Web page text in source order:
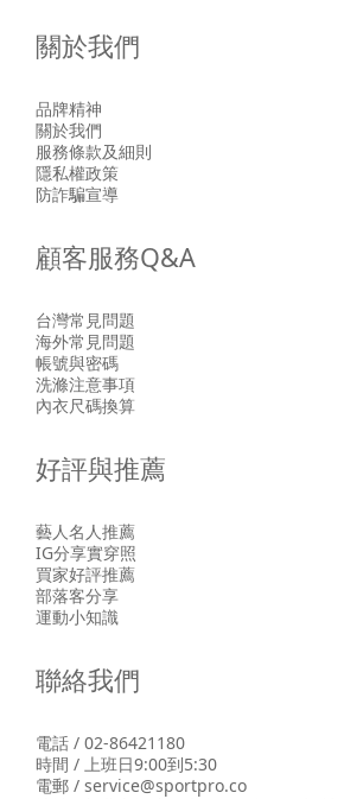
關於我們
品牌精神
關於我們
服務條款及細則
隱私權政策
防詐騙宣導
顧客服務Q&A
台灣常見問題
海外常見問題
帳號與密碼
洗滌注意事項
內衣尺碼換算
好評與推薦
藝人名人推薦
IG分享實穿照
買家好評推薦
部落客分享
運動小知識
聯絡我們
電話 / 02-86421180
時間 / 上班日9:00到5:30
電郵 / service@sportpro.co